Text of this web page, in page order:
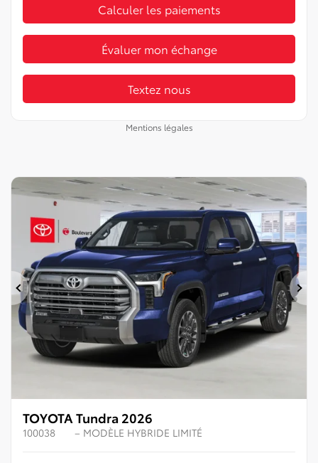
Calculer les paiements
Évaluer mon échange
Textez nous
Mentions légales
Précédent
TOYOTA Tundra 2026
100038 – MODÈLE HYBRIDE LIMITÉ